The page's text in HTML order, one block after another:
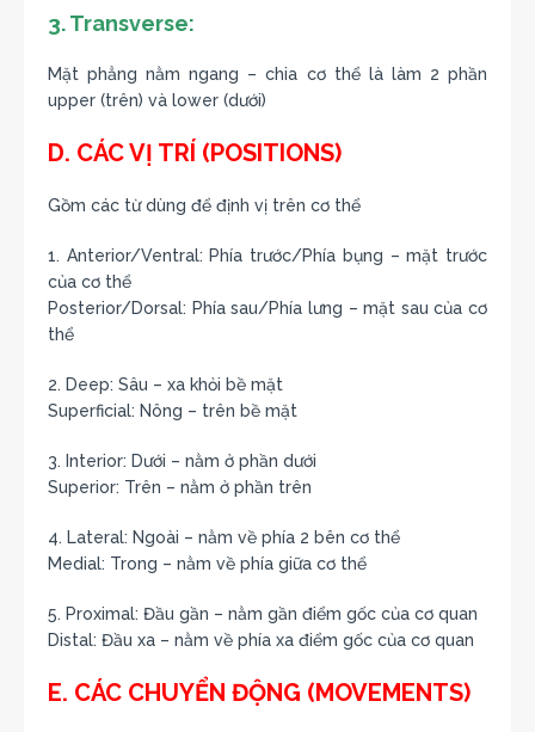
3. Transverse:
Mặt phẳng nằm ngang – chia cơ thể là làm 2 phần
upper (trên) và lower (dưới)
D. CÁC VỊ TRÍ (POSITIONS)
Gồm các từ dùng để định vị trên cơ thể
1. Anterior/Ventral: Phía trước/Phía bụng – mặt trước
của cơ thể
Posterior/Dorsal: Phía sau/Phía lưng – mặt sau của cơ
thể
2. Deep: Sâu – xa khỏi bề mặt
Superficial: Nông – trên bề mặt
3. Interior: Dưới – nằm ở phần dưới
Superior: Trên – nằm ở phần trên
4. Lateral: Ngoài – nằm về phía 2 bên cơ thể
Medial: Trong – nằm về phía giữa cơ thể
5. Proximal: Đầu gần – nằm gần điểm gốc của cơ quan
Distal: Đầu xa – nằm về phía xa điểm gốc của cơ quan
E. CÁC CHUYỂN ĐỘNG (MOVEMENTS)